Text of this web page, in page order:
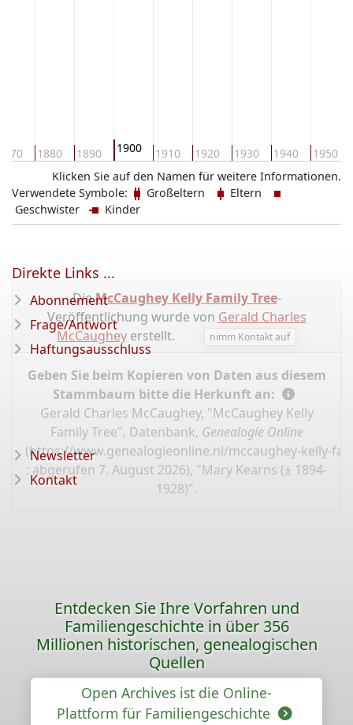
1880 1890 1900 1910 1920 1930 1940 1950
Klicken Sie auf den Namen für weitere Informationen.
Verwendete Symbole:
Großeltern
Eltern
Geschwister
Kinder
DieMcCaughey Kelly Family Tree-
Veröffentlichung wurde von Gerald Charles
McCaughey erstellt. nimm Kontakt auf
Geben Sie beim Kopieren von Daten aus diesem
Stammbaum bitte die Herkunft an:
Gerald Charles McCaughey, "McCaughey Kelly
Family Tree", Datenbank, Genealogie Online
(https://www.genealogieonline.nl/mccaughey-kelly-
: abgerufen 7. August 2026), "Mary Kearns (± 1894-
1928)".
Direkte Links ...
Abonnement
Frage/Antwort
Haftungsausschluss
Newsletter
Kontakt
Entdecken Sie Ihre Vorfahren und
Familiengeschichte in über 356
Millionen historischen, genealogischen
Quellen
Open Archives ist die Online-
Plattform für Familiengeschichte